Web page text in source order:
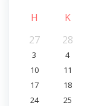
H K
27
28
3
4
10
11
17
18
24
25